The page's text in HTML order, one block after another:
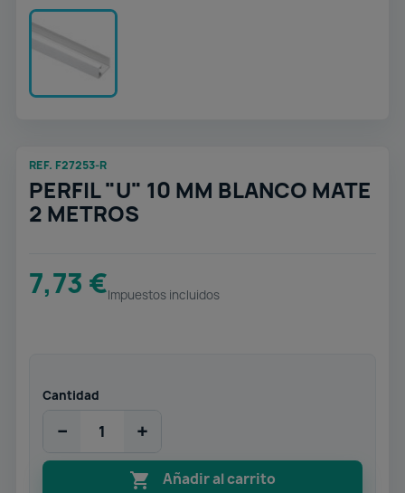
REF. F27253-R
PERFIL "U" 10 MM BLANCO MATE
2 METROS
7,73 €Impuestos incluidos
Cantidad
− +
 Añadir al carrito